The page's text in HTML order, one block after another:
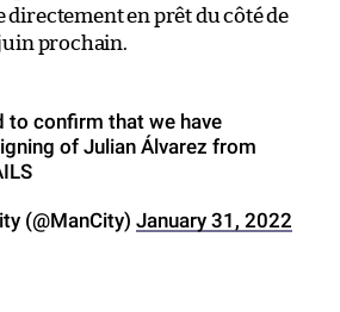
en prêt du côté de
juin prochain.
to confirm that we have
of Julian Álvarez from
(@ManCity) January 31, 2022